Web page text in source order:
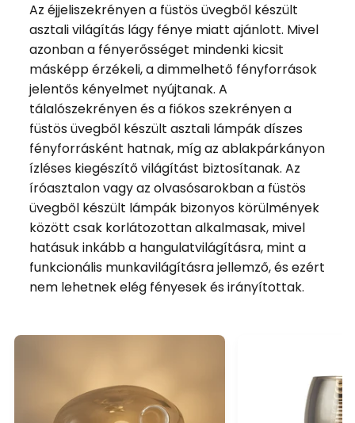
Az éjjeliszekrényen a füstös üvegből készült
asztali világítás lágy fénye miatt ajánlott. Mivel
azonban a fényerősséget mindenki kicsit
másképp érzékeli, a dimmelhető fényforrások
jelentős kényelmet nyújtanak. A
tálalószekrényen és a fiókos szekrényen a
füstös üvegből készült asztali lámpák díszes
fényforrásként hatnak, míg az ablakpárkányon
ízléses kiegészítő világítást biztosítanak. Az
íróasztalon vagy az olvasósarokban a füstös
üvegből készült lámpák bizonyos körülmények
között csak korlátozottan alkalmasak, mivel
hatásuk inkább a hangulatvilágításra, mint a
funkcionális munkavilágításra jellemző, és ezért
nem lehetnek elég fényesek és irányítottak.